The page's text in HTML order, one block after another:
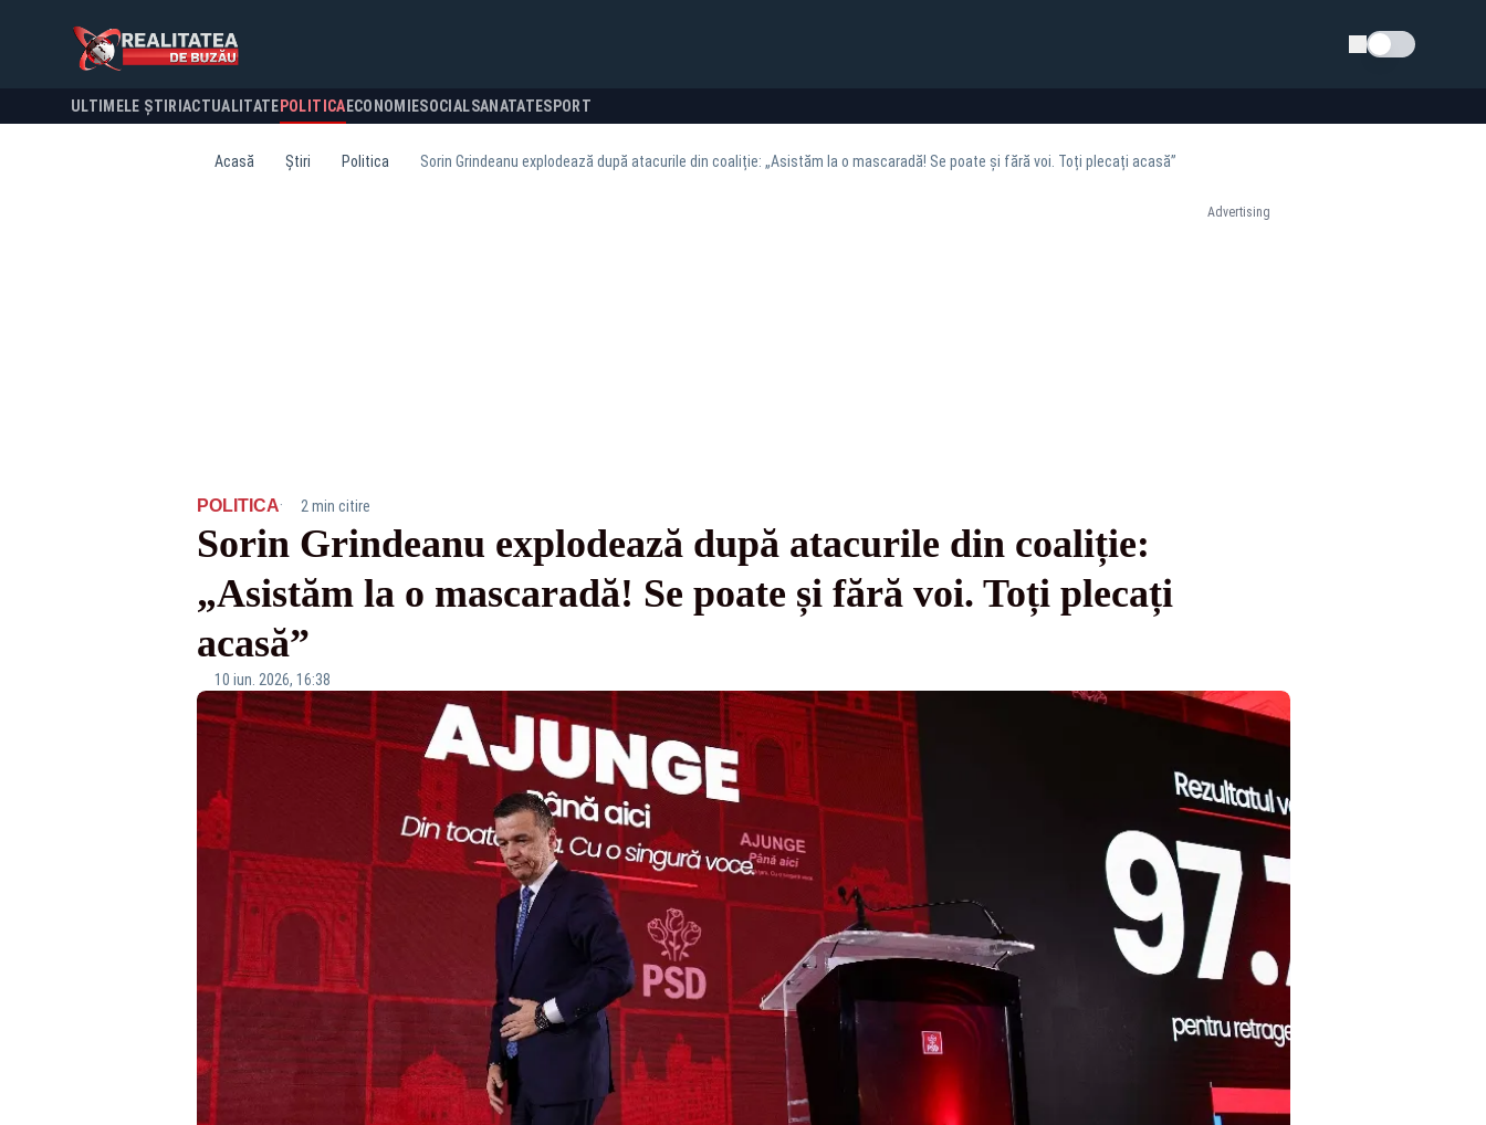
Schimba tema
ULTIMELE ȘTIRI ACTUALITATE POLITICA ECONOMIESOCIALSANATATESPORT
Acasă Știri Politica Sorin Grindeanu explodează după atacurile din coaliție: „Asistăm la o mascaradă! Se poate și fără voi. Toți plecați acasă”
Advertising
POLITICA· 2 min citire
Sorin Grindeanu explodează după atacurile din coaliție:
„Asistăm la o mascaradă! Se poate și fără voi. Toți plecați
acasă”
10 iun. 2026, 16:38